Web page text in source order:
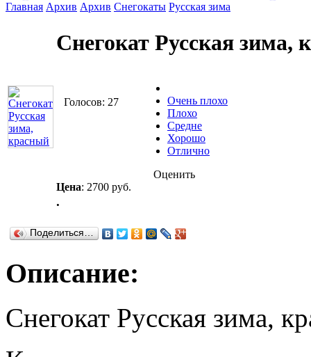
Главная Архив Архив Снегокаты Русская зима
Снегокат Русская зима,
Голосов: 27
Очень плохо
Плохо
Средне
Хорошо
Отлично
Оценить
Цена: 2700 руб.
.
Поделиться…
Описание:
Снегокат Русская зима,